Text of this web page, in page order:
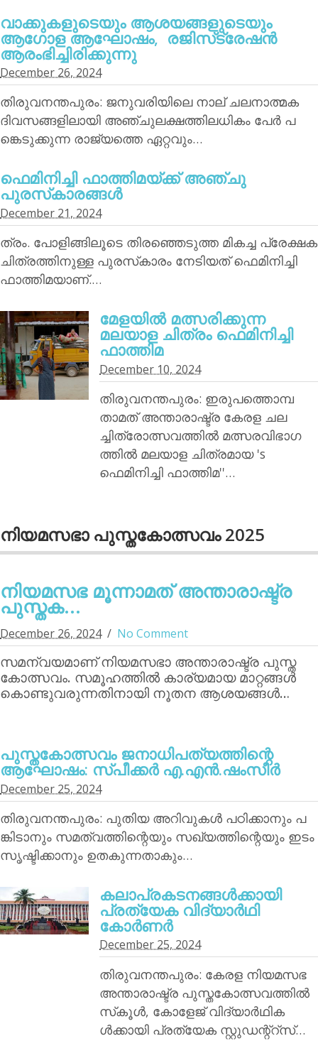
വാക്കുകളുടെയും ആശയങ്ങളുടെയും
ആഗോള ആഘോഷം, രജിസ്‌ട്രേഷന്‍
ആരംഭിച്ചിരിക്കുന്നു
December 26, 2024
തിരുവനന്തപുരം: ജനുവരിയിലെ നാല് ചലനാത്മക
ദിവസങ്ങളിലായി അഞ്ചുലക്ഷത്തിലധികം പേര്‍ പ
ങ്കെടുക്കുന്ന രാജ്യത്തെ ഏറ്റവും…
ഫെമിനിച്ചി ഫാത്തിമയ്ക്ക് അഞ്ചു
പുരസ്‌കാരങ്ങള്‍
December 21, 2024
ത്രം. പോളിങ്ങിലൂടെ തിരഞ്ഞെടുത്ത മികച്ച പ്രേക്ഷക
ചിത്രത്തിനുള്ള പുരസ്‌കാരം നേടിയത് ഫെമിനിച്ചി
ഫാത്തിമയാണ്.…
മേളയില്‍ മത്സരിക്കുന്ന
മലയാള ചിത്രം ഫെമിനിച്ചി
ഫാത്തിമ
December 10, 2024
തിരുവനന്തപുരം: ഇരുപത്തൊമ്പ
താമത് അന്താരാഷ്ട്ര കേരള ചല
ച്ചിത്രോത്സവത്തില്‍ മത്സരവിഭാഗ
ത്തില്‍ മലയാള ചിത്രമായ 's
ഫെമിനിച്ചി ഫാത്തിമ''…
നിയമസഭാ പുസ്തകോത്സവം 2025
നിയമസഭ മൂന്നാമത് അന്താരാഷ്ട്ര
പുസ്തക...
December 26, 2024 No Comment
സമന്വയമാണ് നിയമസഭാ അന്താരാഷ്ട്ര പുസ്ത
കോത്സവം. സമൂഹത്തില്‍ കാര്യമായ മാറ്റങ്ങള്‍
കൊണ്ടുവരുന്നതിനായി നൂതന ആശയങ്ങള്‍…
പുസ്തകോത്സവം ജനാധിപത്യത്തിന്റെ
ആഘോഷം: സ്പീക്കര്‍ എ.എന്‍.ഷംസീര്‍
December 25, 2024
തിരുവനന്തപുരം: പുതിയ അറിവുകള്‍ പഠിക്കാനും പ
ങ്കിടാനും സമത്വത്തിന്റെയും സഖ്യത്തിന്റെയും ഇടം
സൃഷ്ടിക്കാനും ഉതകുന്നതാകും…
കലാപ്രകടനങ്ങള്‍ക്കായി
പ്രത്യേക വിദ്യാര്‍ഥി
കോര്‍ണര്‍
December 25, 2024
തിരുവനന്തപുരം: കേരള നിയമസഭ
അന്താരാഷ്ട്ര പുസ്തകോത്സവത്തില്‍
സ്‌കൂള്‍, കോളേജ് വിദ്യാര്‍ഥിക
ള്‍ക്കായി പ്രത്യേക സ്റ്റുഡന്റ്‌റ്‌സ്…